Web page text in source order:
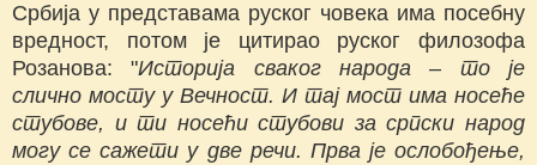
Србија у представама руског човека има посебну
вредност, потом је цитирао руског филозофа
Розанова: "Историја сваког народа – то је
слично мосту у Вечност. И тај мост има носеће
стубове, и ти носећи стубови за српски народ
могу се сажети у две речи. Прва је ослобођење,